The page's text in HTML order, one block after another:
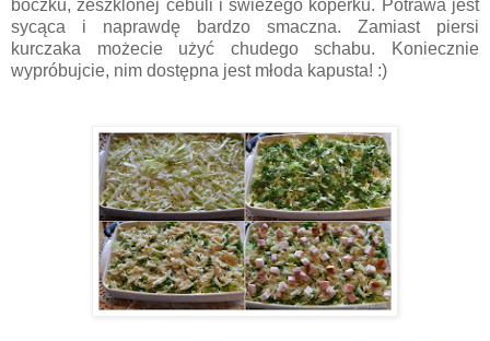
boczku, zeszklonej cebuli i świeżego koperku. Potrawa jest
sycąca i naprawdę bardzo smaczna. Zamiast piersi
kurczaka możecie użyć chudego schabu. Koniecznie
wypróbujcie, nim dostępna jest młoda kapusta! :)